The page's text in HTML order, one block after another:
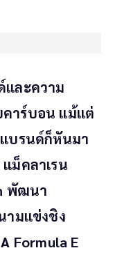
และความ
คาร์บอน แม้แต่
บรนด์ก็หันมา
ม็คลาเรน
พัฒนา
ามแข่งชิง
Formula E